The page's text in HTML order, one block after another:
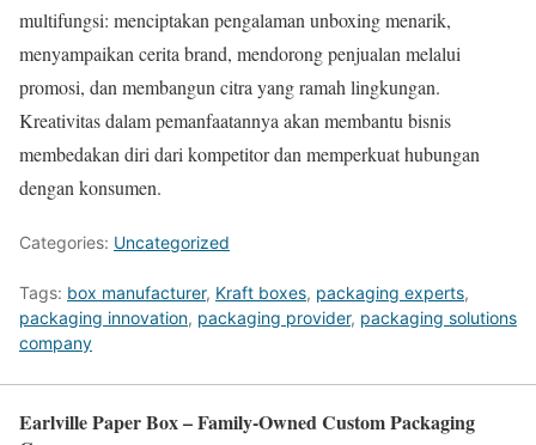
multifungsi: menciptakan pengalaman unboxing menarik,
menyampaikan cerita brand, mendorong penjualan melalui
promosi, dan membangun citra yang ramah lingkungan.
Kreativitas dalam pemanfaatannya akan membantu bisnis
membedakan diri dari kompetitor dan memperkuat hubungan
dengan konsumen.
Categories: Uncategorized
Tags: box manufacturer, Kraft boxes, packaging experts,
packaging innovation, packaging provider, packaging solutions
company
Earlville Paper Box – Family-Owned Custom Packaging